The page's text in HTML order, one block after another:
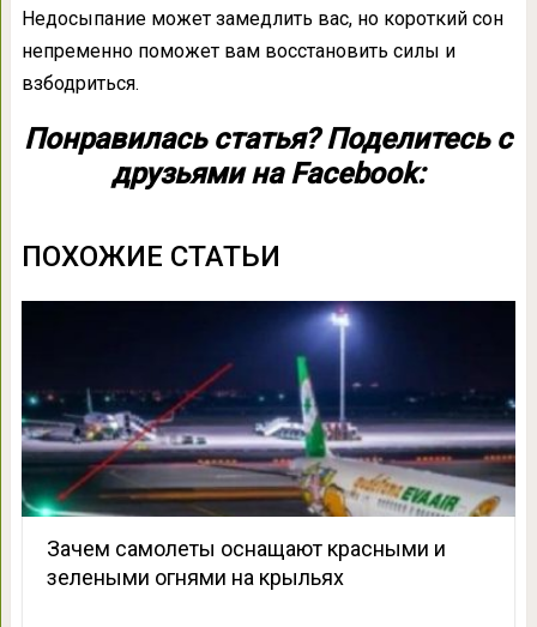
Недосыпание может замедлить вас, но короткий сон
непременно поможет вам восстановить силы и
взбодриться.
Понравилась статья? Поделитесь с
друзьями на Facebook:
ПОХОЖИЕ СТАТЬИ
Зачем самолеты оснащают красными и
зелеными огнями на крыльях